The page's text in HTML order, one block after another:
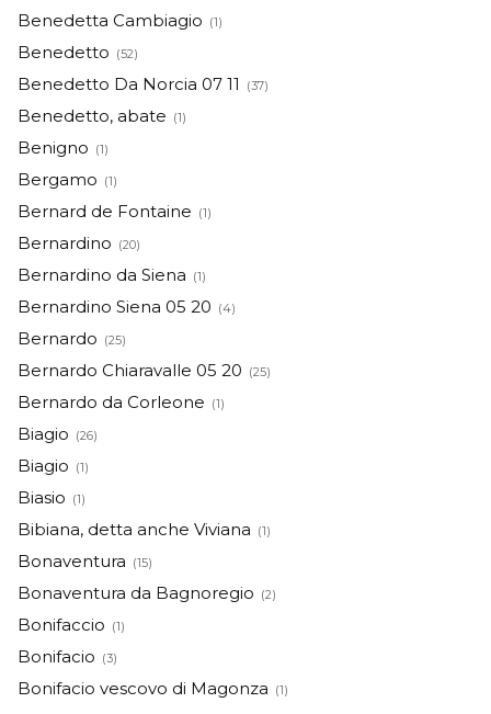
Benedetta Cambiagio (1)
Benedetto (52)
Benedetto Da Norcia 07 11 (37)
Benedetto, abate (1)
Benigno (1)
Bergamo (1)
Bernard de Fontaine (1)
Bernardino (20)
Bernardino da Siena (1)
Bernardino Siena 05 20 (4)
Bernardo (25)
Bernardo Chiaravalle 05 20 (25)
Bernardo da Corleone (1)
Biagio (26)
Biagio (1)
Biasio (1)
Bibiana, detta anche Viviana (1)
Bonaventura (15)
Bonaventura da Bagnoregio (2)
Bonifaccio (1)
Bonifacio (3)
Bonifacio vescovo di Magonza (1)